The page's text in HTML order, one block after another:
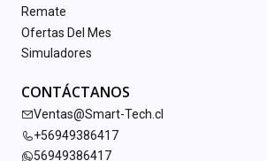
Remate
Ofertas Del Mes
Simuladores
CONTÁCTANOS
Ventas@Smart-Tech.cl
+56949386417
56949386417